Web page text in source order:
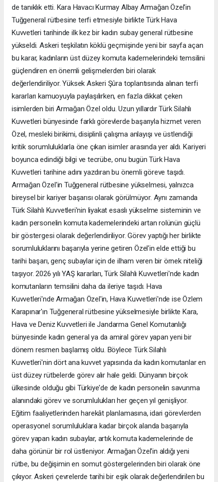
de tanıklık etti. Kara Havacı Kurmay Albay Armağan Özel'in
Tuğgeneral rütbesine terfi etmesiyle birlikte Türk Hava
Kuvvetleri tarihinde ilk kez bir kadın subay general rütbesine
yükseldi. Askeri teşkilatın köklü geçmişinde yeni bir sayfa açan
bu karar, kadınların üst düzey komuta kademelerindeki temsilini
güçlendiren en önemli gelişmelerden biri olarak
değerlendiriliyor. Yüksek Askeri Şûra toplantısında alınan terfi
kararları kamuoyuyla paylaşılırken, en fazla dikkat çeken
isimlerden biri Armağan Özel oldu. Uzun yıllardır Türk Silahlı
Kuvvetleri bünyesinde farklı görevlerde başarıyla hizmet veren
Özel, mesleki birikimi, disiplinli çalışma anlayışı ve üstlendiği
kritik sorumluluklarla öne çıkan isimler arasında yer aldı. Kariyeri
boyunca edindiği bilgi ve tecrübe, onu bugün Türk Hava
Kuvvetleri tarihine adını yazdıran bu önemli göreve taşıdı.
Armağan Özel'in Tuğgeneral rütbesine yükselmesi, yalnızca
bireysel bir kariyer başarısı olarak görülmüyor. Aynı zamanda
Türk Silahlı Kuvvetleri'nin liyakat esaslı yükselme sisteminin ve
kadın personelin komuta kademelerindeki artan rolünün güçlü
bir göstergesi olarak değerlendiriliyor. Görev yaptığı her birlikte
sorumluluklarını başarıyla yerine getiren Özel'in elde ettiği bu
tarihi başarı, genç subaylar için de ilham veren bir örnek niteliği
taşıyor. 2026 yılı YAŞ kararları, Türk Silahlı Kuvvetleri'nde kadın
komutanların temsilini daha da ileriye taşıdı. Hava
Kuvvetleri'nde Armağan Özel'in, Hava Kuvvetleri'nde ise Özlem
Karapınar'ın Tuğgeneral rütbesine yükselmesiyle birlikte Kara,
Hava ve Deniz Kuvvetleri ile Jandarma Genel Komutanlığı
bünyesinde kadın general ya da amiral görev yapan yeni bir
dönem resmen başlamış oldu. Böylece Türk Silahlı
Kuvvetleri'nin dört ana kuvvet yapısında da kadın komutanlar en
üst düzey rütbelerde görev alır hale geldi. Dünyanın birçok
ülkesinde olduğu gibi Türkiye'de de kadın personelin savunma
alanındaki görev ve sorumlulukları her geçen yıl genişliyor.
Eğitim faaliyetlerinden harekât planlamasına, idari görevlerden
operasyonel sorumluluklara kadar birçok alanda başarıyla
görev yapan kadın subaylar, artık komuta kademelerinde de
daha görünür bir rol üstleniyor. Armağan Özel'in aldığı yeni
rütbe, bu değişimin en somut göstergelerinden biri olarak öne
çıkıyor. Askeri çevrelerde tarihi bir eşik olarak değerlendirilen bu